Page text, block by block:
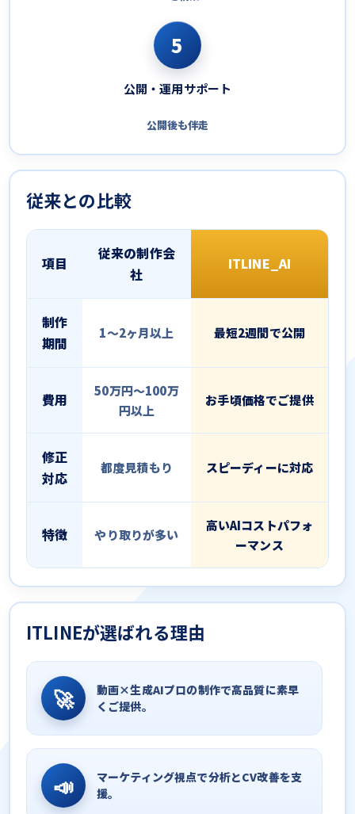
5
公開・運用サポート
公開後も伴走
従来との比較
項目
従来の制作会
社
ITLINE_AI
制作
期間
1〜2ヶ月以上 最短2週間で公開
費用
50万円〜100万
円以上
お手頃価格でご提供
修正
対応
都度見積もり スピーディーに対応
特徴 やり取りが多い
高いAIコストパフォ
ーマンス
ITLINEが選ばれる理由
🚀
動画×生成AIプロの制作で高品質に素早
くご提供。
📣
マーケティング視点で分析とCV改善を支
援。